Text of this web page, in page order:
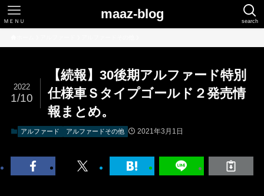
maaz-blog search
ＭＥＮＵ
【続報】30後期アルファード特別
仕様車Ｓタイプゴールド２発売情
報まとめ。
2022
1/10
アルファード アルファードその他 2021年3月1日